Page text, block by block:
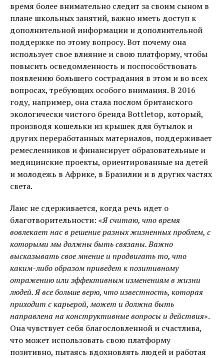
время более внимательно следит за своим сыном в
плане школьных занятий, важно иметь доступ к
дополнительной информации и дополнительной
поддержке по этому вопросу. Вот почему она
использует свое влияние и свою платформу, чтобы
повысить осведомленность и поспособствовать
появлению большего сострадания в этом и во всех
вопросах, требующих особого внимания. В 2016
году, например, она стала послом британского
экологически чистого бренда Bottletop, который,
производя кошельки из крышек для бутылок и
других переработанных материалов, поддерживает
ремесленников и финансирует образовательные и
медицинские проекты, ориентированные на детей
и молодежь в Африке, в Бразилии и в других частях
света.
Лаис не сдерживается, когда речь идет о
благотворительности: «Я считаю, что время
вовлекает нас в решение разных жизненных проблем, с
которыми мы должны быть связаны. Важно
высказывать свое мнение и продвигать то, что
каким-либо образом приведет к позитивному
отражению или эффективным изменениям в жизни
людей. Я все больше верю, что известность, которая
приходит с карьерой, может и должна быть
направлена на конструктивные вопросы и действия».
Она чувствует себя благословленной и счастлива,
что может использовать свою платформу
позитивно, пытаясь вдохновлять людей и работая